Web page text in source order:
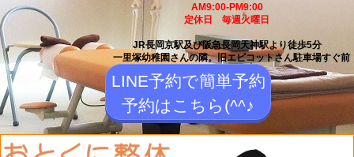
AM9:00-PM9:00
定休日 毎週火曜日
JR長岡京駅及び阪急長岡天神駅より徒歩5分
一里塚幼稚園さんの隣。旧エピコットさん駐車場すぐ前
LINE予約で簡単予約
予約はこちら(^^♪